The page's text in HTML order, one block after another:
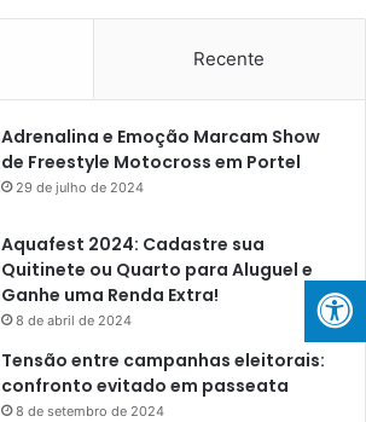
Recente
Adrenalina e Emoção Marcam Show
de Freestyle Motocross em Portel
29 de julho de 2024
Aquafest 2024: Cadastre sua
Quitinete ou Quarto para Aluguel e
Ganhe uma Renda Extra!
8 de abril de 2024
Tensão entre campanhas eleitorais:
confronto evitado em passeata
8 de setembro de 2024